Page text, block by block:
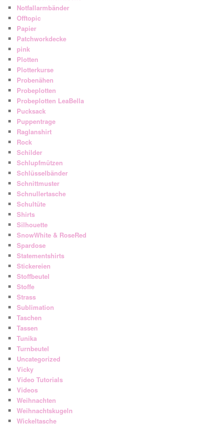
Notfallarmbänder
Offtopic
Papier
Patchworkdecke
pink
Plotten
Plotterkurse
Probenähen
Probeplotten
Probeplotten LeaBella
Pucksack
Puppentrage
Raglanshirt
Rock
Schilder
Schlupfmützen
Schlüsselbänder
Schnittmuster
Schnullertasche
Schultüte
Shirts
Silhouette
SnowWhite & RoseRed
Spardose
Statementshirts
Stickereien
Stoffbeutel
Stoffe
Strass
Sublimation
Taschen
Tassen
Tunika
Turnbeutel
Uncategorized
Vicky
Video Tutorials
Videos
Weihnachten
Weihnachtskugeln
Wickeltasche